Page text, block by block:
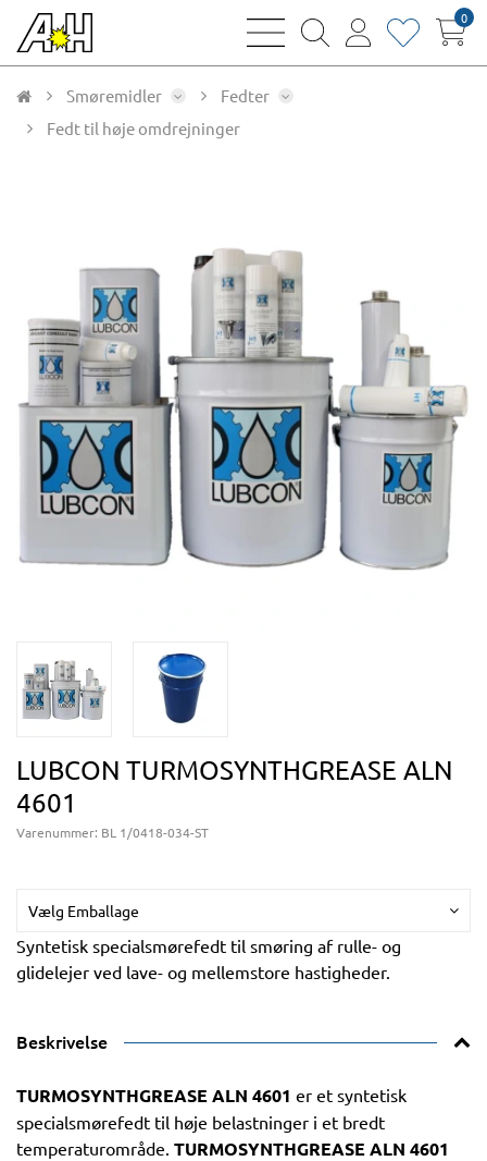
bars
magnifying
user
heart0
Smøremidler
Fedter
Fedt til høje omdrejninger
LUBCON TURMOSYNTHGREASE ALN
4601
Varenummer: BL 1/0418-034-ST
Vælg Emballage
Syntetisk specialsmørefedt til smøring af rulle- og
glidelejer ved lave- og mellemstore hastigheder.
Beskrivelse
TURMOSYNTHGREASE ALN 4601 er et syntetisk
specialsmørefedt til høje belastninger i et bredt
temperaturområde. TURMOSYNTHGREASE ALN 4601